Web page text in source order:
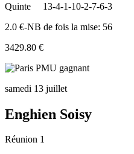
Quinte
13-4-1-10-2-7-6-3
2.0 €-NB de fois la mise: 56
3429.80 €
samedi 13 juillet
Enghien Soisy
Réunion 1